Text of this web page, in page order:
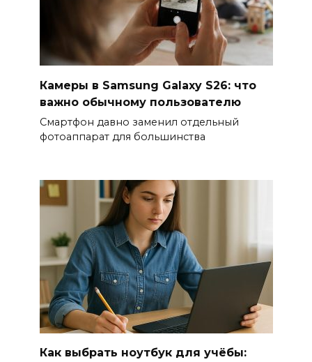
Камеры в Samsung Galaxy S26: что
важно обычному пользователю
Смартфон давно заменил отдельный
фотоаппарат для большинства
Как выбрать ноутбук для учёбы: